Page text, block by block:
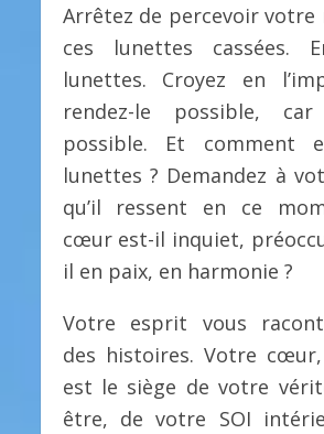
Arrêtez de percevoir votre
ces lunettes cassées.
lunettes. Croyez en
rendez-le possible,
possible. Et comment
lunettes ? Demandez à
qu’il ressent en ce
cœur est-il inquiet,
il en paix, en harmonie ?
Votre esprit vous
des histoires. Votre
est le siège de votre
être, de votre SOI